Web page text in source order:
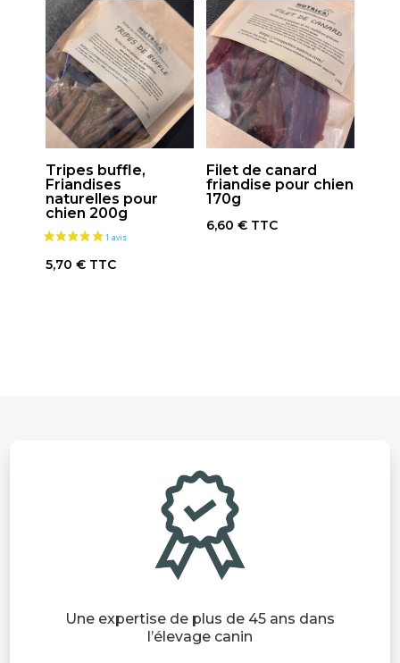
Tripes buffle,
Friandises
naturelles pour
chien 200g
5,70€ TTC
Filet de canard
friandise pour chien
170g
6,60 € TTC
Une expertise de plus de 45 ans dans
l’élevage canin